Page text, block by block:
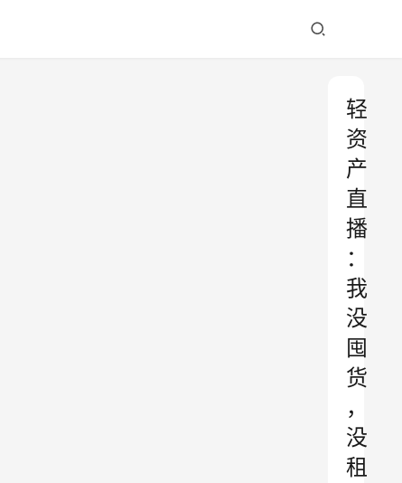
轻
资
产
直
播
：
我
没
囤
货
，
没
租